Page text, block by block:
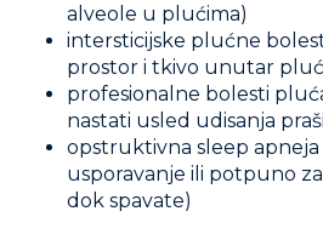
alveole u ​​plućima)
intersticijske plućne
prostor i tkivo unutar
profesionalne bolesti
nastati usled udisanja
opstruktivna sleep
usporavanje ili potpuno
dok spavate)